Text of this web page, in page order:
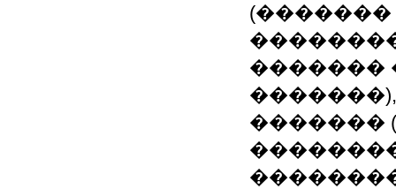
�������
�������),
�������